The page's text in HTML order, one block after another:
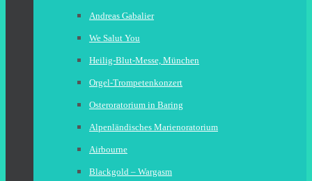
Andreas Gabalier
We Salut You
Heilig-Blut-Messe, München
Orgel-Trompetenkonzert
Osteroratorium in Baring
Alpenländisches Marienoratorium
Airbourne
Blackgold – Wargasm